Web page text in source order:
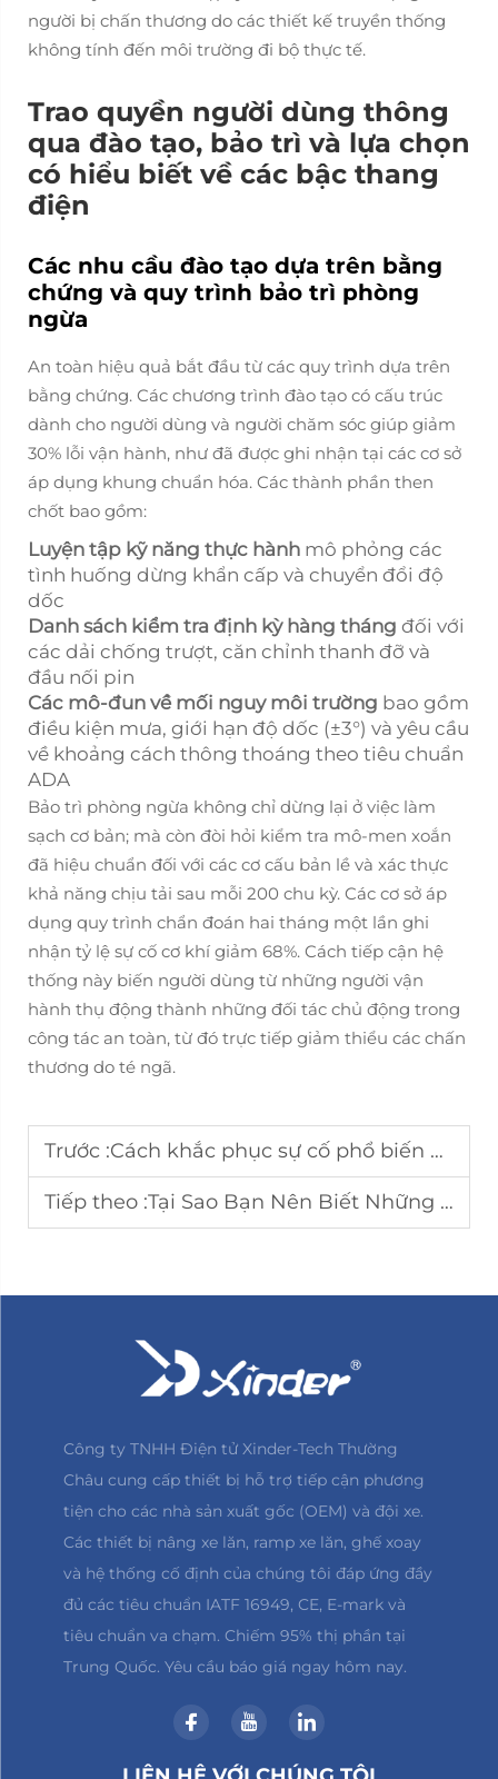
người bị chấn thương do các thiết kế truyền thống
không tính đến môi trường đi bộ thực tế.
Trao quyền người dùng thông
qua đào tạo, bảo trì và lựa chọn
có hiểu biết về các bậc thang
điện
Các nhu cầu đào tạo dựa trên bằng
chứng và quy trình bảo trì phòng
ngừa
An toàn hiệu quả bắt đầu từ các quy trình dựa trên
bằng chứng. Các chương trình đào tạo có cấu trúc
dành cho người dùng và người chăm sóc giúp giảm
30% lỗi vận hành, như đã được ghi nhận tại các cơ sở
áp dụng khung chuẩn hóa. Các thành phần then
chốt bao gồm:
Luyện tập kỹ năng thực hành mô phỏng các
tình huống dừng khẩn cấp và chuyển đổi độ
dốc
Danh sách kiểm tra định kỳ hàng tháng đối với
các dải chống trượt, căn chỉnh thanh đỡ và
đầu nối pin
Các mô-đun về mối nguy môi trường bao gồm
điều kiện mưa, giới hạn độ dốc (±3°) và yêu cầu
về khoảng cách thông thoáng theo tiêu chuẩn
ADA
Bảo trì phòng ngừa không chỉ dừng lại ở việc làm
sạch cơ bản; mà còn đòi hỏi kiểm tra mô-men xoắn
đã hiệu chuẩn đối với các cơ cấu bản lề và xác thực
khả năng chịu tải sau mỗi 200 chu kỳ. Các cơ sở áp
dụng quy trình chẩn đoán hai tháng một lần ghi
nhận tỷ lệ sự cố cơ khí giảm 68%. Cách tiếp cận hệ
thống này biến người dùng từ những người vận
hành thụ động thành những đối tác chủ động trong
công tác an toàn, từ đó trực tiếp giảm thiểu các chấn
thương do té ngã.
Trước :Cách khắc phục sự cố phổ biến với bậc thang điện cho xe hơi
Tiếp theo :Tại Sao Bạn Nên Biết Những Điểm Trọng Yếu Này Khi Mua Một Chiếc Xe Tiếp Cận Được?
Công ty TNHH Điện tử Xinder-Tech Thường
Châu cung cấp thiết bị hỗ trợ tiếp cận phương
tiện cho các nhà sản xuất gốc (OEM) và đội xe.
Các thiết bị nâng xe lăn, ramp xe lăn, ghế xoay
và hệ thống cố định của chúng tôi đáp ứng đầy
đủ các tiêu chuẩn IATF 16949, CE, E-mark và
tiêu chuẩn va chạm. Chiếm 95% thị phần tại
Trung Quốc. Yêu cầu báo giá ngay hôm nay.